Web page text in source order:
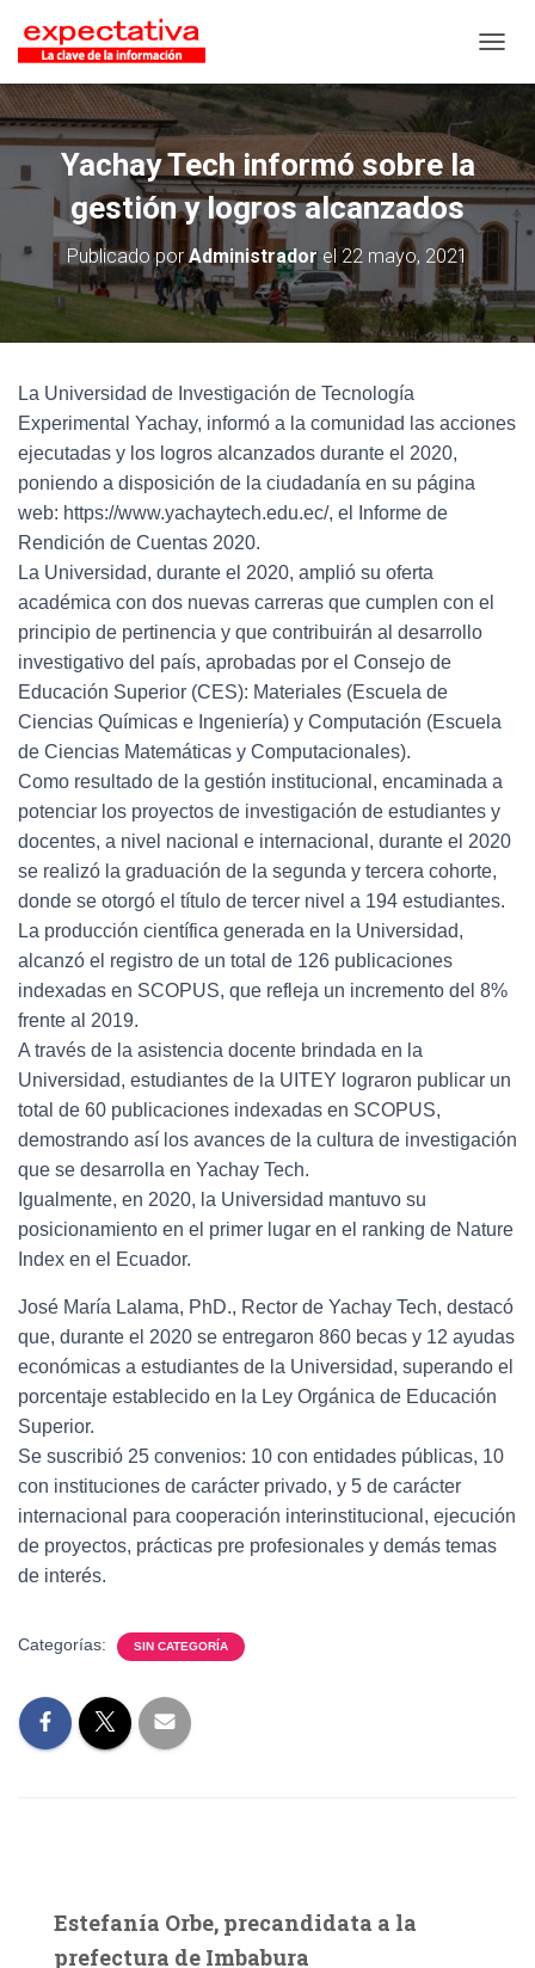
Yachay Tech informó sobre la
gestión y logros alcanzados
Publicado por Administradorel22 mayo, 2021
La Universidad de Investigación de Tecnología
Experimental Yachay, informó a la comunidad las acciones
ejecutadas y los logros alcanzados durante el 2020,
poniendo a disposición de la ciudadanía en su página
web: https://www.yachaytech.edu.ec/, el Informe de
Rendición de Cuentas 2020.
La Universidad, durante el 2020, amplió su oferta
académica con dos nuevas carreras que cumplen con el
principio de pertinencia y que contribuirán al desarrollo
investigativo del país, aprobadas por el Consejo de
Educación Superior (CES): Materiales (Escuela de
Ciencias Químicas e Ingeniería) y Computación (Escuela
de Ciencias Matemáticas y Computacionales).
Como resultado de la gestión institucional, encaminada a
potenciar los proyectos de investigación de estudiantes y
docentes, a nivel nacional e internacional, durante el 2020
se realizó la graduación de la segunda y tercera cohorte,
donde se otorgó el título de tercer nivel a 194 estudiantes.
La producción científica generada en la Universidad,
alcanzó el registro de un total de 126 publicaciones
indexadas en SCOPUS, que refleja un incremento del 8%
frente al 2019.
A través de la asistencia docente brindada en la
Universidad, estudiantes de la UITEY lograron publicar un
total de 60 publicaciones indexadas en SCOPUS,
demostrando así los avances de la cultura de investigación
que se desarrolla en Yachay Tech.
Igualmente, en 2020, la Universidad mantuvo su
posicionamiento en el primer lugar en el ranking de Nature
Index en el Ecuador.
José María Lalama, PhD., Rector de Yachay Tech, destacó
que, durante el 2020 se entregaron 860 becas y 12 ayudas
económicas a estudiantes de la Universidad, superando el
porcentaje establecido en la Ley Orgánica de Educación
Superior.
Se suscribió 25 convenios: 10 con entidades públicas, 10
con instituciones de carácter privado, y 5 de carácter
internacional para cooperación interinstitucional, ejecución
de proyectos, prácticas pre profesionales y demás temas
de interés.
Categorías: SIN CATEGORÍA
Estefanía Orbe, precandidata a la
prefectura de Imbabura